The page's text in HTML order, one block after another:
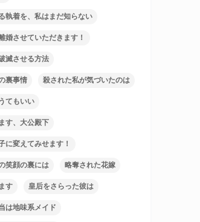
執着を、私はまだ知らない
婚させていただきます！
滅させる方法
裏事情 殺された私が気づいたのは
てもいい
す、大公殿下
に変えてみせます！
笑顔の裏には 略奪された花嫁
す 皇后をさらった彼は
は地味系メイド